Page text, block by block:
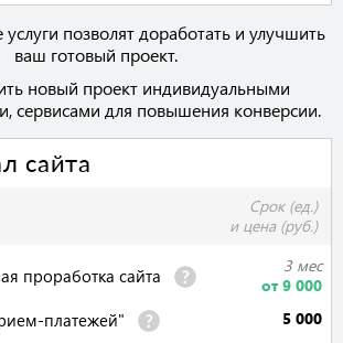
позволят доработать и улучшить
ваш готовый проект.
новый проект индивидуальными
сервисами для повышения конверсии.
сайта
Срок (ед.)
и цена (руб.)
проработка сайта
3 мес
от 9 000
платежей" 5 000